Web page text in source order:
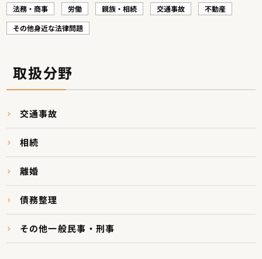
法務・商事 労働 親族・相続 交通事故
不動産
その他身近な法律問題
取扱分野
交通事故
相続
離婚
債務整理
その他一般民事・刑事